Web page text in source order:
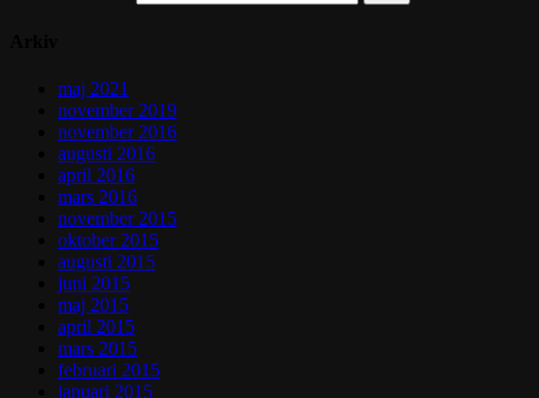
maj 2021
november 2019
november 2016
augusti 2016
april 2016
mars 2016
november 2015
oktober 2015
augusti 2015
juni 2015
maj 2015
april 2015
mars 2015
februari 2015
januari 2015